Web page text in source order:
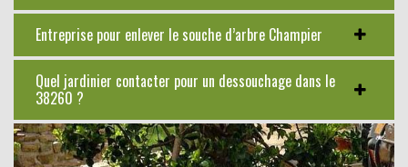
Entreprise pour enlever le souche d’arbre Champier
Quel jardinier contacter pour un dessouchage dans le
38260 ?